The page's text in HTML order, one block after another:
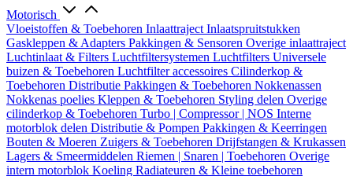
Motorisch
Vloeistoffen & Toebehoren Inlaattraject Inlaatspruitstukken
Gaskleppen & Adapters Pakkingen & Sensoren Overige inlaattraject
Luchtinlaat & Filters Luchtfiltersystemen Luchtfilters Universele
buizen & Toebehoren Luchtfilter accessoires Cilinderkop &
Toebehoren Distributie Pakkingen & Toebehoren Nokkenassen
Nokkenas poelies Kleppen & Toebehoren Styling delen Overige
cilinderkop & Toebehoren Turbo | Compressor | NOS Interne
motorblok delen Distributie & Pompen Pakkingen & Keerringen
Bouten & Moeren Zuigers & Toebehoren Drijfstangen & Krukassen
Lagers & Smeermiddelen Riemen | Snaren | Toebehoren Overige
intern motorblok Koeling Radiateuren & Kleine toebehoren